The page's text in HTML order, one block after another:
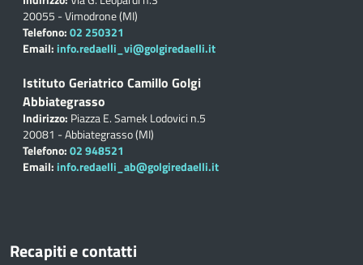
20055 - Vimodrone (MI)
Telefono:02 250321
Email: info.redaelli_vi@golgiredaelli.it
Istituto Geriatrico Camillo Golgi
Abbiategrasso
Indirizzo: Piazza E. Samek Lodovici n.5
20081 - Abbiategrasso (MI)
Telefono:02 948521
Email: info.redaelli_ab@golgiredaelli.it
Recapiti e contatti